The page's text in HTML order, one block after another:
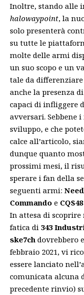
Inoltre, stando alle
halowaypoint, la
solo presenterà
su tutte le
molte delle armi
un suo scopo e un
tale da differenziare
anche la presenza di
capaci di infliggere
avversari. Sebbene
sviluppo, e che
calce all’articolo,
dunque quanto
prossimi mesi, il
sperare i fan della
seguenti armi:
Commando e
In attesa di
fatica di 343
ske7ch dovrebbero
febbraio 2021, vi
essere lanciato
comunicata alcuna
precedente rinvio)